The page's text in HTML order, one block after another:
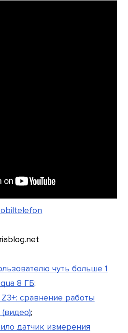
чуть больше 1
8 ГБ;
сравнение работы
;
датчик измерения